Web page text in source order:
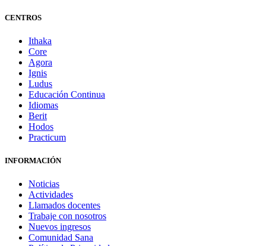
CENTROS
Ithaka
Core
Agora
Ignis
Ludus
Educación Continua
Idiomas
Berit
Hodos
Practicum
INFORMACIÓN
Noticias
Actividades
Llamados docentes
Trabaje con nosotros
Nuevos ingresos
Comunidad Sana